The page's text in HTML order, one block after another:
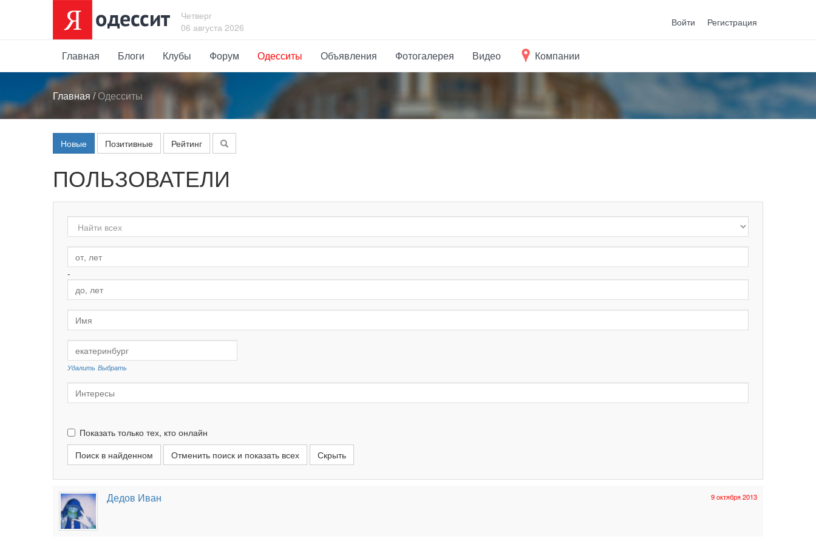
Четверг
06 августа 2026
Войти Регистрация
Главная Блоги Клубы Форум Одесситы Объявления Фотогалерея Видео Компании
Главная /Одесситы
Новые Позитивные Рейтинг
ПОЛЬЗОВАТЕЛИ
-
Удалить Выбрать
Показать только тех, кто онлайн
Отменить поиск и показать всех
9 октября 2013
Дедов Иван